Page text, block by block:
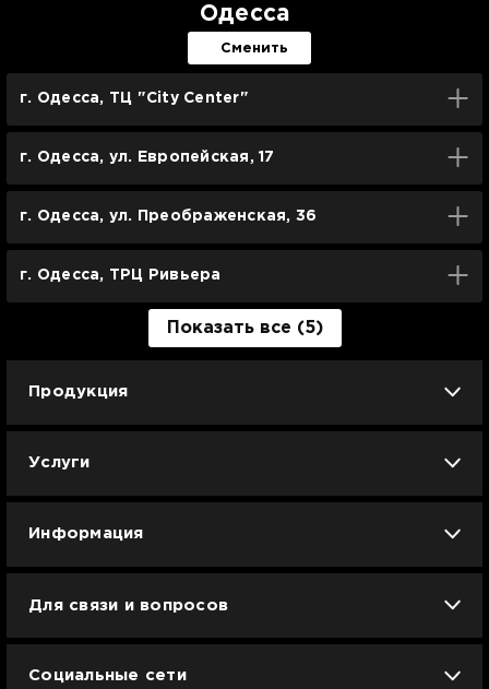
Одесса
Сменить
г. Одесса, ТЦ "City Center"
г. Одесса, ул. Европейская, 17
г. Одесса, ул. Преображенская, 36
г. Одесса, ТРЦ Ривьера
Показать все (5)
Продукция
Apple б/у
Смартфоны Смарт-часы
Услуги
Информация
Для связи и вопросов
Социальные сети